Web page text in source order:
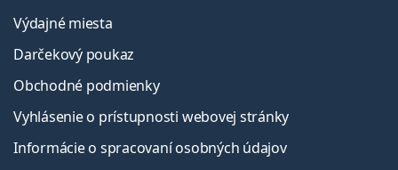
Výdajné miesta
Darčekový poukaz
Obchodné podmienky
Vyhlásenie o prístupnosti webovej stránky
Informácie o spracovaní osobných údajov